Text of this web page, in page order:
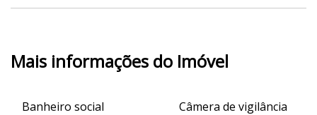
Mais informações do Imóvel
Banheiro social Câmera de vigilância